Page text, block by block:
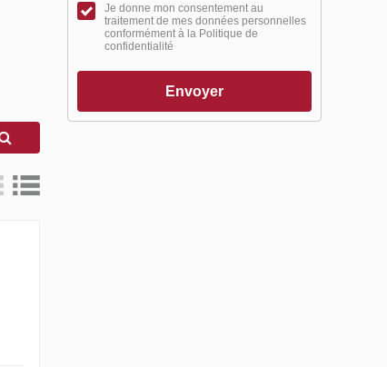
Je donne mon consentement au
traitement de mes données personnelles
conformément à la Politique de
confidentialité
Envoyer